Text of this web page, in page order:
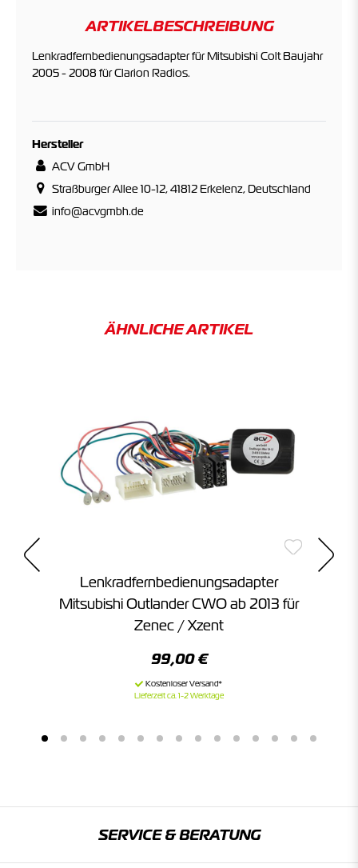
ARTIKELBESCHREIBUNG
Lenkradfernbedienungsadapter für Mitsubishi Colt Baujahr
2005 - 2008 für Clarion Radios.
Hersteller
ACV GmbH
Straßburger Allee 10-12, 41812 Erkelenz, Deutschland
info@acvgmbh.de
ÄHNLICHE ARTIKEL
Lenkradfernbedienungsadapter
Mitsubishi Outlander CWO ab 2013 für
Zenec / Xzent
99,00 €
Lieferzeit ca. 1-2 Werktage
SERVICE & BERATUNG